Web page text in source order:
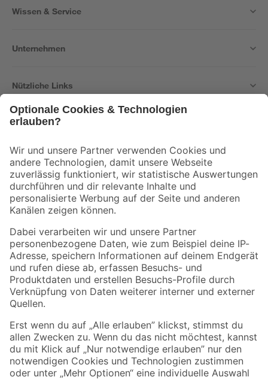
Wissen & Service
Unternehmen
Nützliche Links
Der toom Newsletter: Keine Angebote und Aktionen mehr verpassen!
Zur Newsletter Anmeldung
Folge uns
Zahlungsarten Versandarten
Sicher einkaufen
Jetzt die toom-App herunterladen